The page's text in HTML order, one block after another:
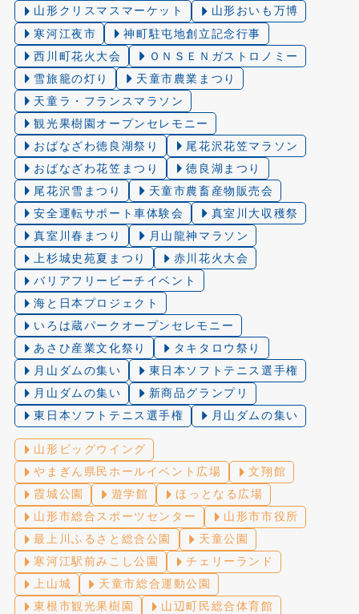
山形クリスマスマーケット
山形おいも万博
寒河江夜市
神町駐屯地創立記念行事
西川町花火大会
ＯＮＳＥＮガストロノミー
雪旅籠の灯り️
天童市農業まつり
天童ラ・フランスマラソン
観光果樹園オープンセレモニー
おばなざわ徳良湖祭り
尾花沢花笠マラソン
おばなざわ花笠まつり
徳良湖まつり
尾花沢雪まつり
天童市農畜産物販売会
安全運転サポート車体験会
真室川大収穫祭
真室川春まつり
月山龍神マラソン
上杉城史苑夏まつり
赤川花火大会
バリアフリービーチイベント
海と日本プロジェクト
いろは蔵パークオープンセレモニー
あさひ産業文化祭り
タキタロウ祭り
月山ダムの集い
東日本ソフトテニス選手権
月山ダムの集い
新商品グランプリ
東日本ソフトテニス選手権
月山ダムの集い
山形ビッグウイング
やまぎん県民ホールイベント広場
文翔館
霞城公園
遊学館
ほっとなる広場
山形市総合スポーツセンター
山形市市役所
最上川ふるさと総合公園
天童公園
寒河江駅前みこし公園
チェリーランド
上山城
天童市総合運動公園
東根市観光果樹園
山辺町民総合体育館